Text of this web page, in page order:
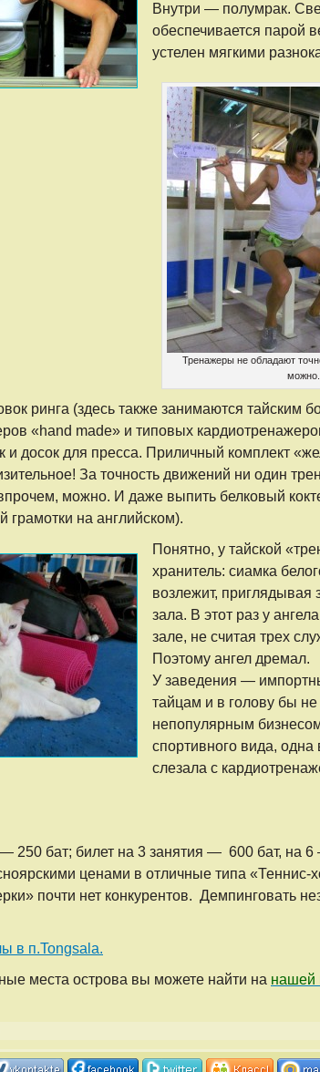
Внутри — полумрак.
обеспечивается парой
устелен мягкими
Тренажеры не обладают
можно.
ринга (здесь также занимаются тайским
«hand made» и типовых
и досок для пресса. Приличный комплект
За точность движений ни один
можно. И даже выпить белковый
грамотки на английском).
Понятно, у тайской
хранитель: сиамка
возлежит, приглядывая
зала. В этот раз у
зале, не считая трех
Поэтому ангел дремал.
У заведения —
тайцам и в голову бы
непопулярным
спортивного вида, одна
слезала с
250 бат; билет на 3 занятия — 600 бат, на
ценами в отличные типа «Теннис-
почти нет конкурентов. Демпинговать
в п.Tongsala.
места острова вы можете найти на нашей